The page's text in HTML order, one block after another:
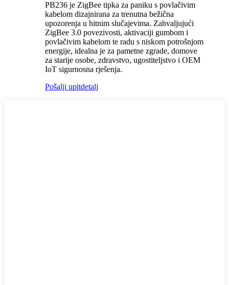
PB236 je ZigBee tipka za paniku s povlačivim
kabelom dizajnirana za trenutna bežična
upozorenja u hitnim slučajevima. Zahvaljujući
ZigBee 3.0 povezivosti, aktivaciji gumbom i
povlačivim kabelom te radu s niskom potrošnjom
energije, idealna je za pametne zgrade, domove
za starije osobe, zdravstvo, ugostiteljstvo i OEM
IoT sigurnosna rješenja.
Pošalji upitdetalj